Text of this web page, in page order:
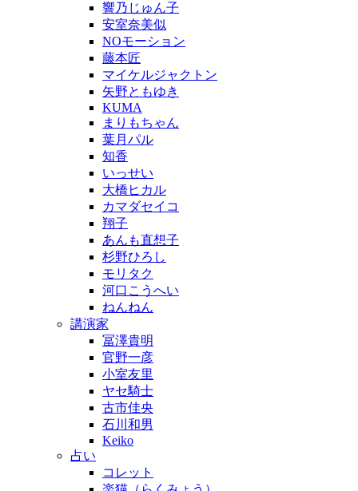
響乃じゅん子
安室奈美似
NOモーション
藤本匠
マイケルジャクトン
矢野ともゆき
KUMA
まりもちゃん
葉月パル
知香
いっせい
大橋ヒカル
カマダセイコ
翔子
あんも直想子
杉野ひろし
モリタク
河口こうへい
ねんねん
講演家
冨澤貴明
官野一彦
小室友里
ヤセ騎士
古市佳央
石川和男
Keiko
占い
コレット